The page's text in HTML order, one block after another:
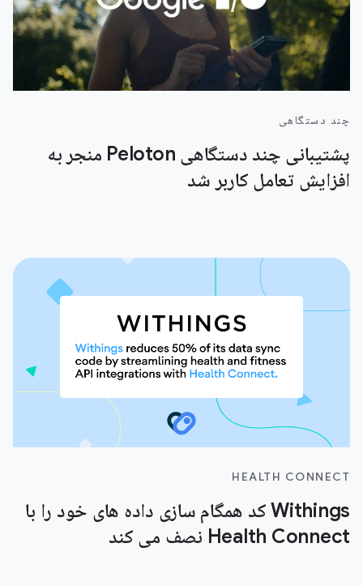
چند دستگاهی
پشتیبانی چند دستگاهی Peloton منجر به
افزایش تعامل کاربر شد
HEALTH CONNECT
Withings کد همگام سازی داده های خود را با
Health Connect نصف می کند